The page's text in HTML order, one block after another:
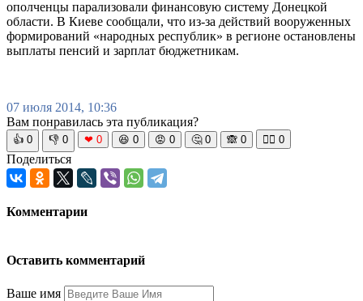
ополченцы парализовали финансовую систему Донецкой
области. В Киеве сообщали, что из-за действий вооруженных
формирований «народных республик» в регионе остановлены
выплаты пенсий и зарплат бюджетникам.
07 июля 2014, 10:36
Вам понравилась эта публикация?
👍 0 👎 0 ❤ 0 😆 0 😡 0 🤔 0 🙈 0 🧘‍♀️ 0
Поделиться
Комментарии
Оставить комментарий
Ваше имя